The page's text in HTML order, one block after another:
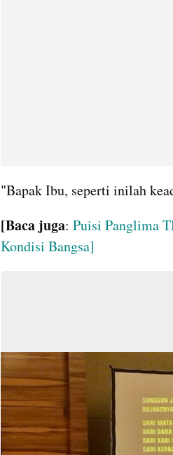
"Bapak Ibu, seperti inilah
[Baca juga: Puisi Panglima
Kondisi Bangsa]